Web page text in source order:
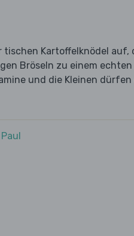
tischen Kartoffelknödel auf,
Bröseln zu einem
und die Kleinen
Paul